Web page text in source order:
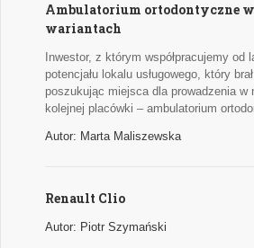
Ambulatorium ortodontyczne
wariantach
Inwestor, z którym współpracujemy od
potencjału lokalu usługowego, który
poszukując miejsca dla prowadzenia w
kolejnej placówki – ambulatorium
Autor: Marta Maliszewska
Renault Clio
Autor: Piotr Szymański